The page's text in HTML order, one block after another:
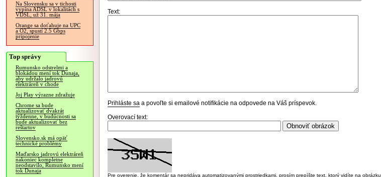
Na Slovensku sa v tichosti
vypína ADSL v lokalitách s
VDSL, už 31. mája
Orange sa doťahuje na UPC
a O2, spustí 2.5 Gbps
pripojenie
Top správy
Rumunsko odstrelmi a
blokádou mení tok Dunaja,
aby udržalo jadrovú
elektráreň v chode
Joj Play výrazne zdražuje
Chrome sa bude
aktualizovať dvakrát
týždenne, v budúcnosti sa
bude aktualizovať bez
reštartov
Slovensko.sk má opäť
technické problémy
Maďarsko jadrovú elektráreň
nakoniec kompletne
neodstavilo, Rumunsko mení
tok Dunaja
Text:
Prihláste sa a povoľte si emailové notifikácie na odpovede na Váš príspevok.
Overovací text:
Pre overenie, že komentár sa nepridáva automatizovanými prostriedkami, prosím prepíšte text, ktorý vidíte na obrázku.